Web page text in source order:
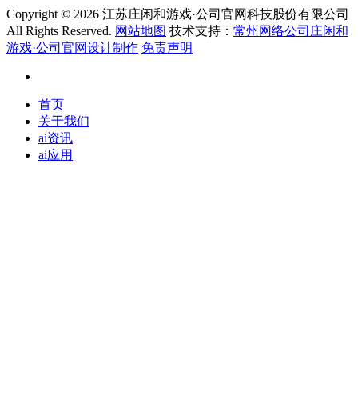
Copyright © 2026 江苏庄闲和游戏·公司官网科技股份有限公司
All Rights Reserved. 网站地图 技术支持： 常州网络公司庄闲和
游戏·公司官网设计制作 免责声明
首页
关于我们
ai资讯
ai应用